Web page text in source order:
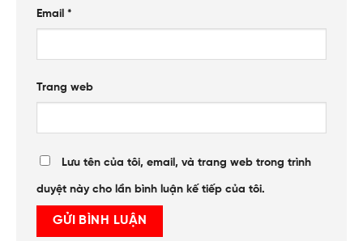
Email *
Trang web
Lưu tên của tôi, email, và trang web trong trình
duyệt này cho lần bình luận kế tiếp của tôi.